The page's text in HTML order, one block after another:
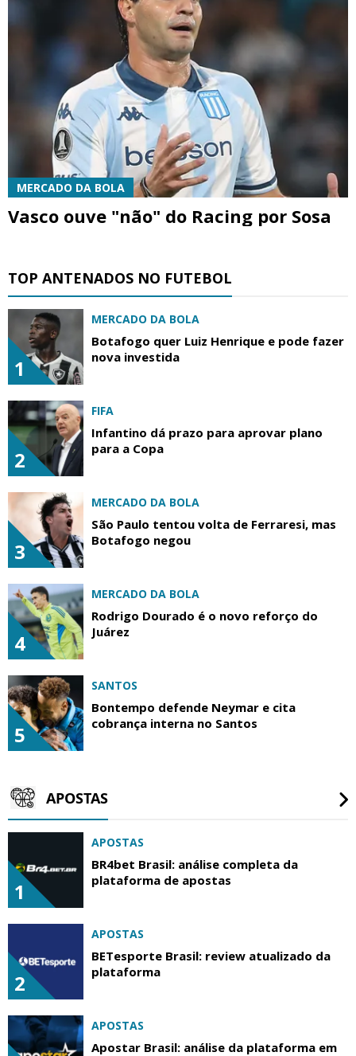
MERCADO DA BOLA
Vasco ouve "não" do Racing por Sosa
TOP ANTENADOS NO FUTEBOL
1
MERCADO DA BOLA
Botafogo quer Luiz Henrique e pode fazer
nova investida
2
FIFA
Infantino dá prazo para aprovar plano
para a Copa
3
MERCADO DA BOLA
São Paulo tentou volta de Ferraresi, mas
Botafogo negou
4
MERCADO DA BOLA
Rodrigo Dourado é o novo reforço do
Juárez
5
SANTOS
Bontempo defende Neymar e cita
cobrança interna no Santos
APOSTAS
1
APOSTAS
BR4bet Brasil: análise completa da
plataforma de apostas
2
APOSTAS
BETesporte Brasil: review atualizado da
plataforma
APOSTAS
Apostar Brasil: análise da plataforma em